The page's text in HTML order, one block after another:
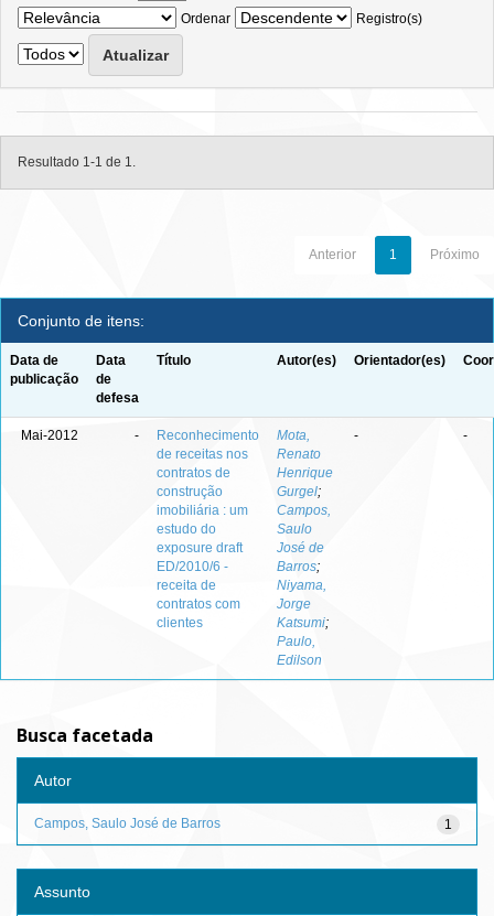
Ordenar
Registro(s)
Resultado 1-1 de 1.
Anterior 1 Próximo
Conjunto de itens:
Data de
publicação
Data
de
defesa
Título Autor(es) Orientador(es)
Mai-2012 -
Reconhecimento
de receitas nos
contratos de
construção
imobiliária : um
estudo do
exposure draft
ED/2010/6 -
receita de
contratos com
clientes
Mota,
Renato
Henrique
Gurgel;
Campos,
Saulo
José de
Barros;
Niyama,
Jorge
Katsumi;
Paulo,
Edilson
- -
Busca facetada
Autor
1
Campos, Saulo José de Barros
Assunto